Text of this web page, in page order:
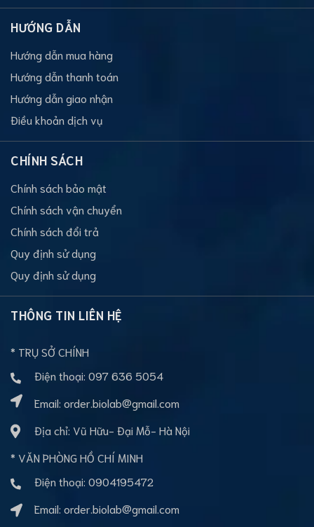
HƯỚNG DẪN
Hướng dẫn mua hàng
Hướng dẫn thanh toán
Hướng dẫn giao nhận
Điều khoản dịch vụ
CHÍNH SÁCH
Chính sách bảo mật
Chính sách vận chuyển
Chính sách đổi trả
Quy định sử dụng
Quy định sử dụng
THÔNG TIN LIÊN HỆ
* TRỤ SỞ CHÍNH
Điện thoại: 097 636 5054
Email: order.biolab@gmail.com
Địa chỉ: Vũ Hữu- Đại Mỗ- Hà Nội
* VĂN PHÒNG HỒ CHÍ MINH
Điện thoại: 0904195472
Email: order.biolab@gmail.com